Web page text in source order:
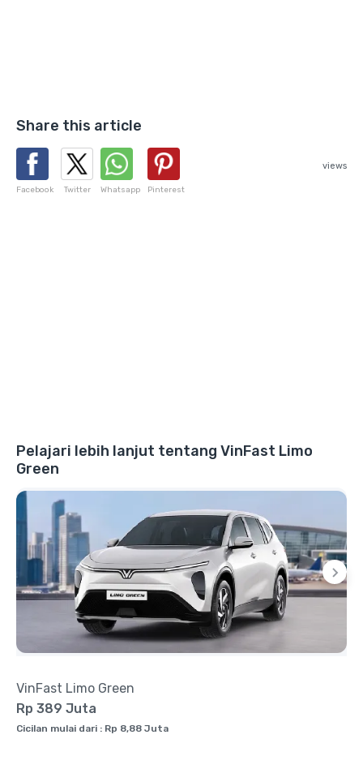
Share this article
Facebook Twitter Whatsapp Pinterest
views
Pelajari lebih lanjut tentang VinFast Limo
Green
VinFast Limo Green
Rp 389 Juta
Cicilan mulai dari : Rp 8,88 Juta